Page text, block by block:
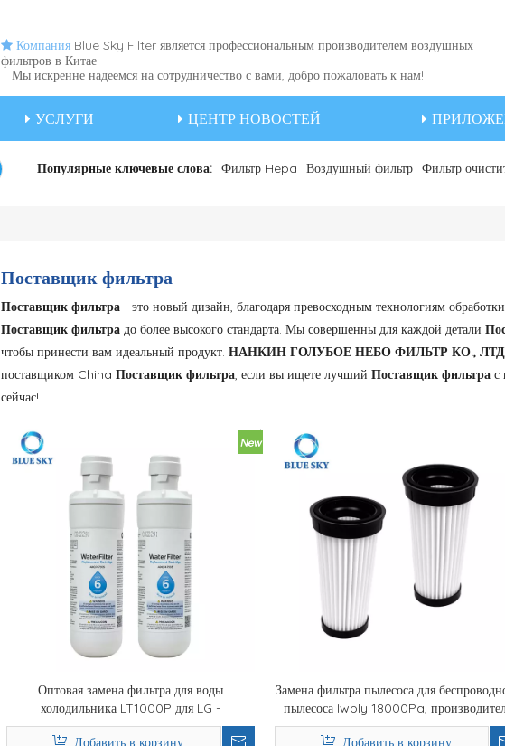
 Компания Blue Sky Filter является профессиональным производителем воздушных
фильтров в Китае.
Мы искренне надеемся на сотрудничество с вами, добро пожаловать к нам!
УСЛУГИ ЦЕНТР НОВОСТЕЙ
Популярные ключевые слова: Фильтр Hepa Воздушный фильтр Фильтр
Поставщик фильтра
Поставщик фильтра - это новый дизайн, благодаря превосходным технологиям
Поставщик фильтра до более высокого стандарта. Мы совершенны для каждой детали
чтобы принести вам идеальный продукт. НАНКИН ГОЛУБОЕ НЕБО ФИЛЬТР КО., ЛТД
поставщиком China Поставщик фильтра, если вы ищете лучший Поставщик фильтра с
сейчас!
Оптовая замена фильтра для воды
холодильника LT1000P для LG -
ADQ747935 Производитель фильтра для
Добавить в корзину
Замена фильтра пылесоса для
пылесоса Iwoly 18000Pa,
прочного воздушного фильтра
Добавить в корзину